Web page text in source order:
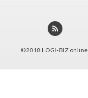
©2018 LOGI-BIZ online